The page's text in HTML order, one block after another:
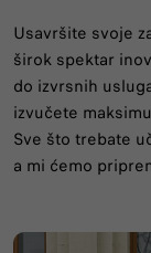
Usavršite svoje
širok spektar
do izvrsnih
izvučete
Sve što trebate
a mi ćemo